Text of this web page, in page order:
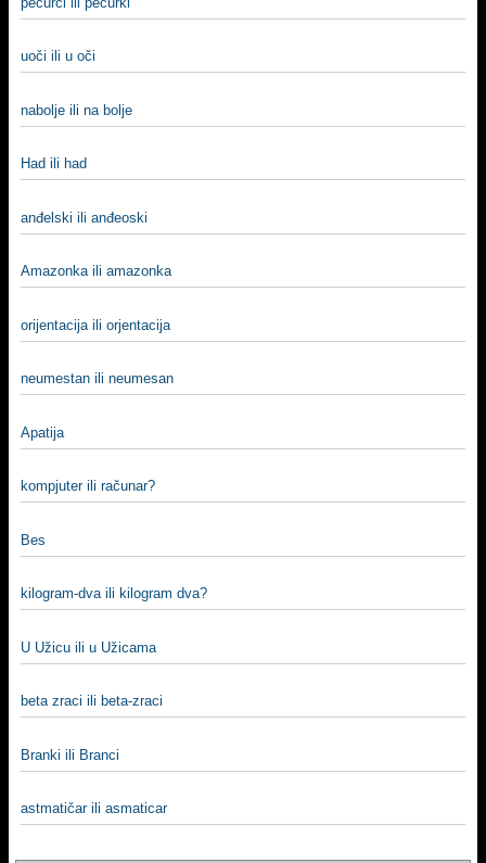
uoči ili u oči
nabolje ili na bolje
Had ili had
anđelski ili anđeoski
Amazonka ili amazonka
orijentacija ili orjentacija
neumestan ili neumesan
Apatija
kompjuter ili računar?
Bes
kilogram-dva ili kilogram dva?
U Užicu ili u Užicama
beta zraci ili beta-zraci
Branki ili Branci
astmatičar ili asmaticar